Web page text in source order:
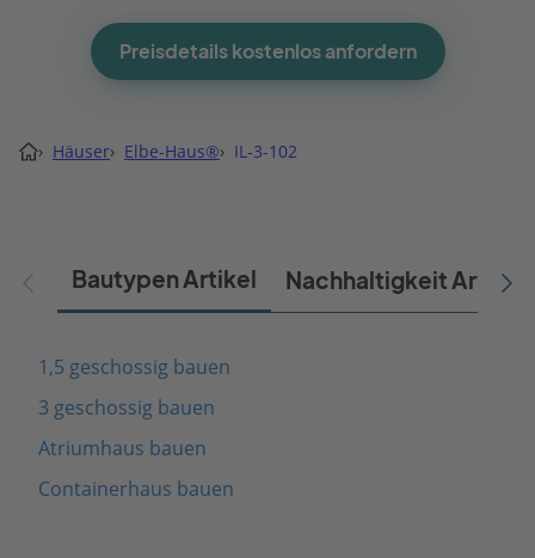
Preisdetails kostenlos anfordern
› Häuser› Elbe-Haus®› IL-3-102
Bautypen Artikel Nachhaltigkeit Artikel
1,5 geschossig bauen
3 geschossig bauen
Atriumhaus bauen
Containerhaus bauen